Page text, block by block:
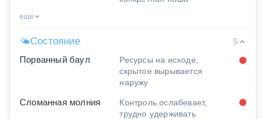
еще
🌤Состояние
5
Порванный баул
Ресурсы на исходе,
скрытое вырывается
наружу
Сломанная молния
Контроль ослабевает,
трудно удерживать